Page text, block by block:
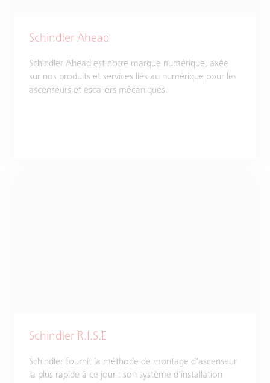
Schindler Ahead
Schindler Ahead est notre marque numérique, axée
sur nos produits et services liés au numérique pour les
ascenseurs et escaliers mécaniques.
Schindler R.I.S.E
Schindler fournit la méthode de montage d'ascenseur
la plus rapide à ce jour : son système d'installation